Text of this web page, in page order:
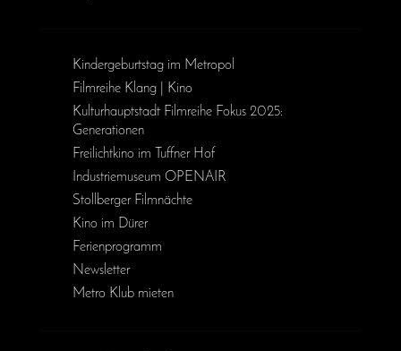
Kinder­geburts­tag im Metropol
Filmreihe Klang | Kino
Kulturhauptstadt Filmreihe Fokus 2025:
Generationen
Freilichtkino im Tuffner Hof
Industriemuseum OPENAIR
Stollberger Filmnächte
Kino im Dürer
Ferienprogramm
Newsletter
Metro Klub mieten